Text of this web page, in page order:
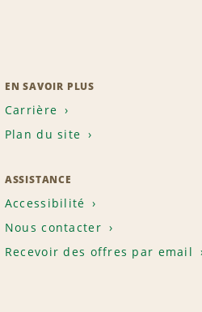
EN SAVOIR PLUS
Carrière
Plan du site
ASSISTANCE
Accessibilité
Nous contacter
Recevoir des offres par email